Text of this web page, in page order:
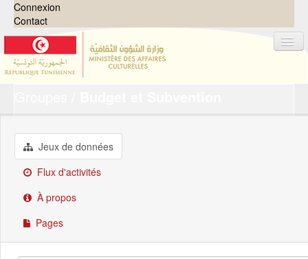
Connexion
Contact
Groupes
Demandes
À propos
Jeux de données
Flux d'activités
À propos
Pages